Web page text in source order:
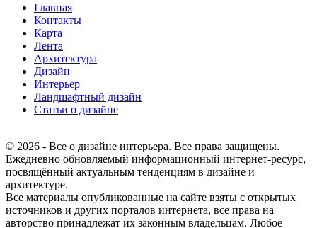
Главная
Контакты
Карта
Лента
Архитектура
Дизайн
Интерьер
Ландшафтный дизайн
Статьи о дизайне
© 2026 - Все о дизайне интерьера. Все права защищены.
Ежедневно обновляемый информационный интернет-ресурс,
посвящённый актуальным тенденциям в дизайне и
архитектуре.
Все материалы опубликованные на сайте взяты с открытых
источников и других порталов интернета, все права на
авторство принадлежат их законным владельцам. Любое